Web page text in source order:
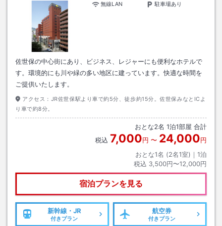
無線LAN
駐車場あり
佐世保の中心街にあり、ビジネス、レジャーにも便利なホテルで
す。環境的にも川や緑の多い地区に建っています。快適な時間を
ご提供いたします。
アクセス： JR佐世保駅より車で約5分、徒歩約15分。佐世保みなとICよ
り車で約8分。
おとな2名 1泊1部屋 合計
税込 7,000円 〜 24,000円
おとな1名 (2名1室)｜ 1泊
税込 3,500円〜12,000円
宿泊プランを見る
新幹線・JR
付きプラン
航空券
付きプラン